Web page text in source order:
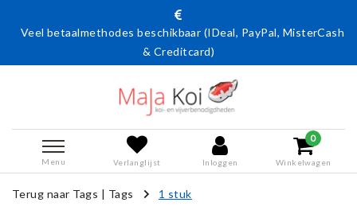
Veel betaalmethodes beschikbaar (IDeal, PayPal, MisterCash
& Creditcard)
Menu Verlanglijst Inloggen
0
Winkelwagen
Terug naar Tags | Tags 1 stuk